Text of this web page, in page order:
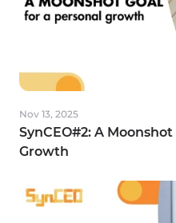
Nov 19, 2025
AI, Data Interview
nền tảng AI Fintech
Vietnam
Nov 13, 2025
SynCEO#2: A
Growth